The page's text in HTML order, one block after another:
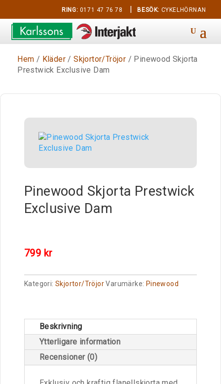
RING: 0171 47 76 78 | BESÖK: CYKELHÖRNAN
Hem / Kläder /Skjortor/Tröjor / Pinewood Skjorta
Prestwick Exclusive Dam
Pinewood Skjorta Prestwick
Exclusive Dam
799 kr
Kategori:Skjortor/Tröjor Varumärke: Pinewood
Beskrivning
Ytterligare information
Recensioner (0)